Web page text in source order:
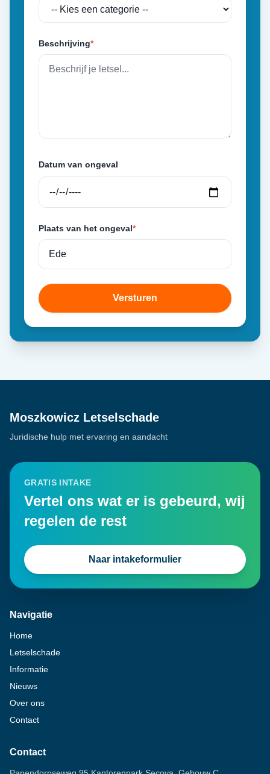
Beschrijving*
Datum van ongeval
Plaats van het ongeval*
Versturen
Moszkowicz Letselschade
Juridische hulp met ervaring en aandacht
GRATIS INTAKE
Vertel ons wat er is gebeurd, wij
regelen de rest
Naar intakeformulier
Navigatie
Home
Letselschade
Informatie
Nieuws
Over ons
Contact
Contact